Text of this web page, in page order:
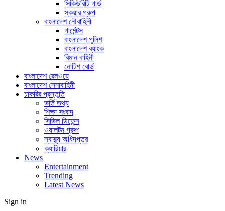
সিকিউরিটি গার্ড
স্কয়ার গ্রুপ
বাংলাদেশ নৌবাহিনী
গার্মেন্টস
বাংলাদেশ পুলিশ
বাংলাদেশ ব্যাংক
বিমান বাহিনী
নোটিশ বোর্ড
বাংলাদেশ রেলওয়ে
বাংলাদেশ সেনাবাহিনী
চাকরির প্রস্তুতি
ভর্তি তথ্য
শিক্ষা সংবাদ
সিভিল ডিফেন্স
ওয়ালটন গ্রুপ
স্বাস্থ্য অধিদপ্তর
ক্যারিয়ার
News
Entertainment
Trending
Latest News
Sign in